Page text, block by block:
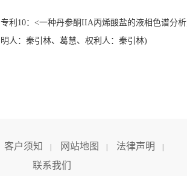
专利 10： <一种丹参酮IIA丙烯酸盐的液相色谱分析
明人 ：秦引林、葛慧、 权利人 ：秦引林)
客户须知 网站地图 法律声明
联系我们